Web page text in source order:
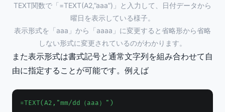
TEXT関数で「=TEXT(A2,”aaa”)」と入力して、日付データから
曜日を表示している様子。
表示形式を「aaa」から「aaaa」に変更すると省略形から省略
しない形式に変更されているのがわかります。
また表示形式は書式記号と通常文字列を組み合わせて自
由に指定することが可能です。例えば
=TEXT(A2,"mm/dd（aaa）")